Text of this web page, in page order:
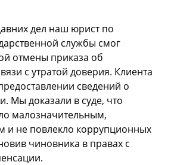
дел наш юрист по
службы смог
отмены приказа об
с утратой доверия. Клиента
сведений о
Мы доказали в суде, что
малозначительным,
не повлекло коррупционных
чиновника в правах с